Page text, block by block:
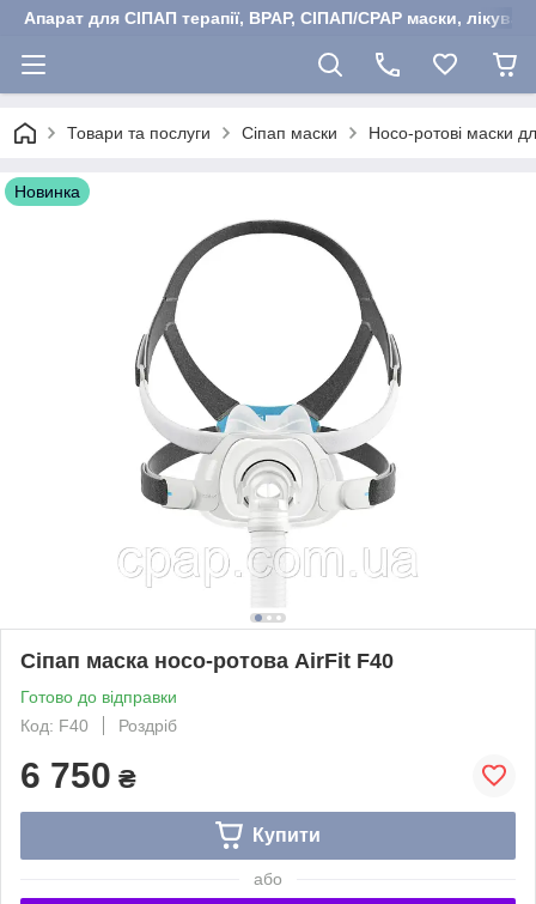
Апарат для СІПАП терапії, BPAP, СІПАП/CPAP маски,
Товари та послуги Сіпап маски Носо-ротові маски
Новинка
Сіпап маска носо-ротова AirFit F40
Готово до відправки
Код: F40
Роздріб
6 750 ₴
Купити
або